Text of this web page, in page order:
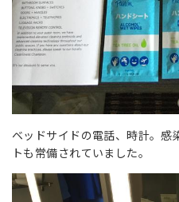
ベッドサイドの電話、時計。感
トも常備されていました。